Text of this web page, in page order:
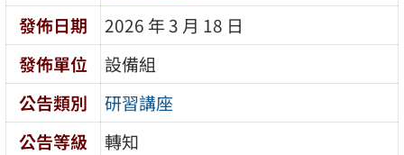
發佈日期
2026 年 3 月 18 日
發佈單位
設備組
公告類別
研習講座
公告等級
轉知